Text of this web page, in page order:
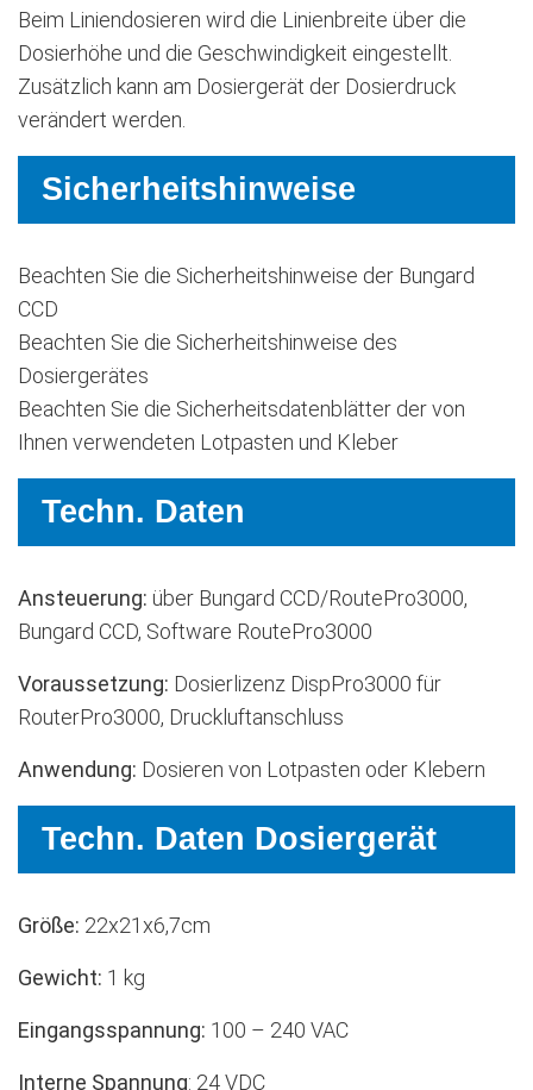
Beim Liniendosieren wird die Linienbreite über die
Dosierhöhe und die Geschwindigkeit eingestellt.
Zusätzlich kann am Dosiergerät der Dosierdruck
verändert werden.
Sicherheitshinweise
Beachten Sie die Sicherheitshinweise der Bungard
CCD
Beachten Sie die Sicherheitshinweise des
Dosiergerätes
Beachten Sie die Sicherheitsdatenblätter der von
Ihnen verwendeten Lotpasten und Kleber
Techn. Daten
Ansteuerung: über Bungard CCD/RoutePro3000,
Bungard CCD, Software RoutePro3000
Voraussetzung: Dosierlizenz DispPro3000 für
RouterPro3000, Druckluftanschluss
Anwendung: Dosieren von Lotpasten oder Klebern
Techn. Daten Dosiergerät
Größe: 22x21x6,7cm
Gewicht: 1 kg
Eingangsspannung: 100 – 240 VAC
Interne Spannung: 24 VDC